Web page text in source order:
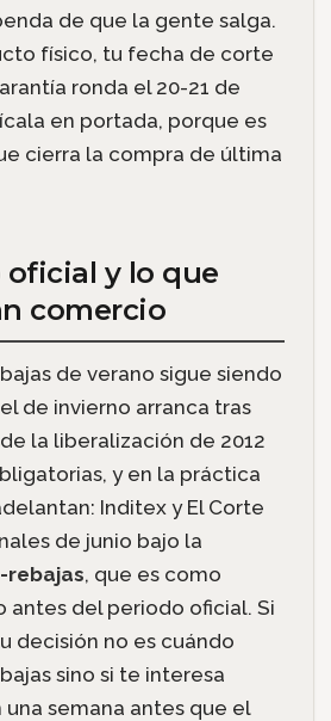
de que la gente salga.
físico, tu fecha de corte
ronda el 20-21 de
en portada, porque es
cierra la compra de última
oficial y lo que
comercio
de verano sigue siendo
de invierno arranca tras
la liberalización de 2012
y en la práctica
Inditex y El Corte
de junio bajo la
rebajas, que es como
antes del periodo oficial. Si
decisión no es cuándo
sino si te interesa
semana antes que el